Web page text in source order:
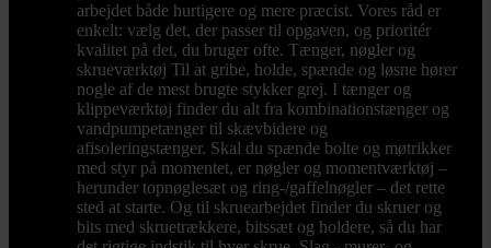
arbejdet både hurtigere og mere præcist. Vores råd er
enkelt: vælg det, der passer til opgaven, og prioritér
kvalitet på det, du bruger ofte. Tænger, nøgler og
skrueværktøj Til at gribe, holde, spænde og løsne hører
nogle af de mest brugte stykker grej. I tænger og
klippeværktøj finder du alt fra kombinationstænger og
vandpumpetænger til skævbidere og
afisoleringstænger. Skal du spænde bolte og møtrikker
med styr på momentet, er nøgler og momentværktøj –
herunder topnøglesæt og ring-/gaffelnøgler – det rette
sted at starte. Og til skruearbejdet finder du skruer og
bits med skruetrækkere, bitssæt og holdere, så du har